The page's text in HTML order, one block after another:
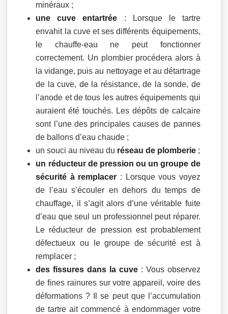
minéraux ;
une cuve entartrée : Lorsque le tartre
envahit la cuve et ses différents équipements,
le chauffe-eau ne peut fonctionner
correctement. Un plombier procédera alors à
la vidange, puis au nettoyage et au détartrage
de la cuve, de la résistance, de la sonde, de
l’anode et de tous les autres équipements qui
auraient été touchés. Les dépôts de calcaire
sont l’une des principales causes de pannes
de ballons d’eau chaude ;
un souci au niveau du réseau de plomberie ;
un réducteur de pression ou un groupe de
sécurité à remplacer : Lorsque vous voyez
de l’eau s’écouler en dehors du temps de
chauffage, il s’agit alors d’une véritable fuite
d’eau que seul un professionnel peut réparer.
Le réducteur de pression est probablement
défectueux ou le groupe de sécurité est à
remplacer ;
des fissures dans la cuve : Vous observez
de fines rainures sur votre appareil, voire des
déformations ? Il se peut que l’accumulation
de tartre ait commencé à endommager votre